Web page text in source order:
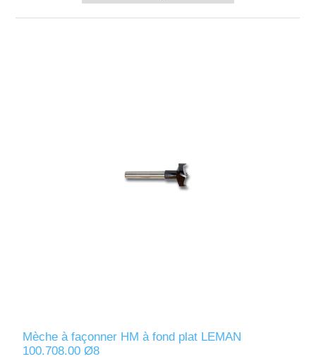
Mèche à façonner HM à fond plat LEMAN
100.708.00 Ø8